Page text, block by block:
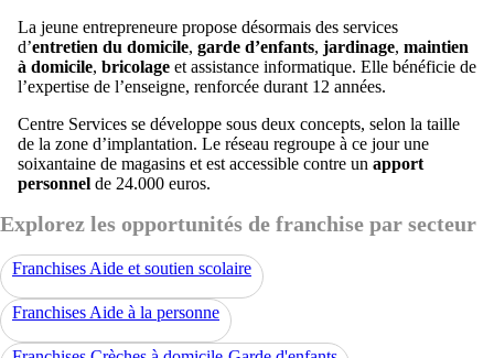
La jeune entrepreneure propose désormais des services
d’entretien du domicile, garde d’enfants, jardinage, maintien
à domicile, bricolage et assistance informatique. Elle bénéficie de
l’expertise de l’enseigne, renforcée durant 12 années.
Centre Services se développe sous deux concepts, selon la taille
de la zone d’implantation. Le réseau regroupe à ce jour une
soixantaine de magasins et est accessible contre un apport
personnel de 24.000 euros.
Explorez les opportunités de franchise par secteur
Franchises Aide et soutien scolaire
Franchises Aide à la personne